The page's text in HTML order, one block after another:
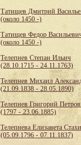
Татищев Дмитрий
(около 1450 -)
Татищев Федор
(около 1450 -)
Телепнев Степан Ильич
(28.10.1715 - 24.11.1763)
Телепнев Михаил
(21.09.1838 - 28.05.1890)
Телепнев Григорий
(1797 - 23.06.1885)
Телепнева Елизавета
(05.09.1796 - 07.11.1837)